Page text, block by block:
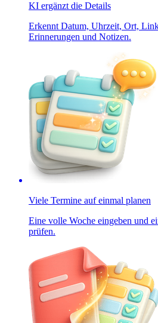
KI ergänzt die Details
Erkennt Datum, Uhrzeit, Ort,
Erinnerungen und Notizen.
Viele Termine auf einmal planen
Eine volle Woche eingeben und
prüfen.